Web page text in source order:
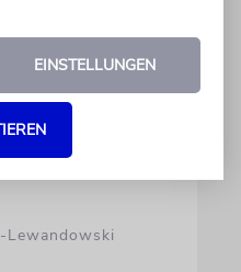
Thomas auf
Israel. Dann sah sie
Lewandowski
EINSTELLUNGEN